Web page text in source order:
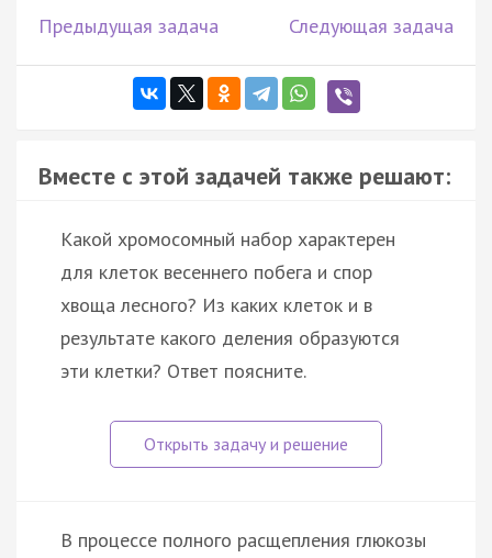
Предыдущая задача Следующая задача
Вместе с этой задачей также решают:
Какой хромосомный набор характерен
для клеток весеннего побега и спор
хвоща лесного? Из каких клеток и в
результате какого деления образуются
эти клетки? Ответ поясните.
В процессе полного расщепления глюкозы